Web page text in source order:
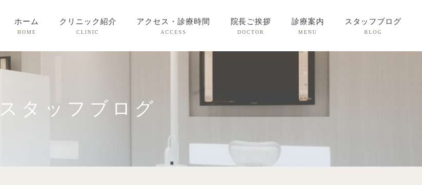
ホーム
HOME
クリニック紹介
CLINIC
アクセス・診療時間
ACCESS
院長ご挨拶
DOCTOR
診療案内
MENU
スタッフブログ
BLOG
スタッフブログ